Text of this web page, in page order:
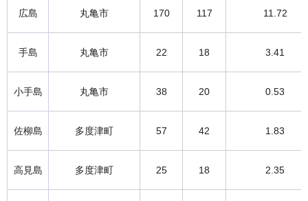
広島 丸亀市 170 117 11.72
手島 丸亀市 22 18 3.41
小手島 丸亀市 38 20 0.53
佐柳島 多度津町 57 42 1.83
高見島 多度津町 25 18 2.35